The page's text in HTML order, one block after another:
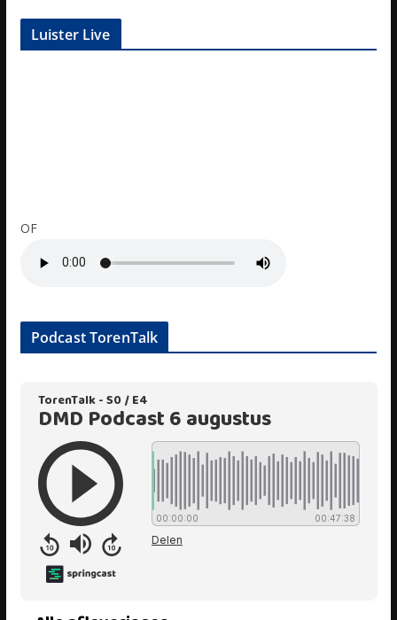
Luister Live
OF
Podcast TorenTalk